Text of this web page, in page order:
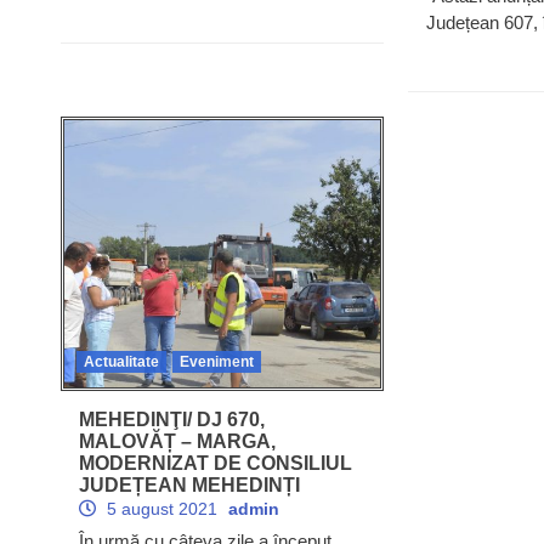
Județean
Actualitate Eveniment
MEHEDINŢI/ DJ 670,
MALOVĂȚ – MARGA,
MODERNIZAT DE CONSILIUL
JUDEȚEAN MEHEDINȚI
5 august 2021 admin